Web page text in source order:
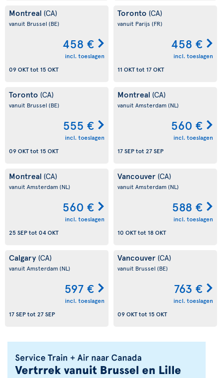
Montreal (CA)
vanuit Brussel (BE)
458 €
incl. toeslagen
09 OKTtot 15 OKT
Toronto (CA)
vanuit Parijs (FR)
458 €
incl. toeslagen
11 OKTtot 17 OKT
Toronto (CA)
vanuit Brussel (BE)
555 €
incl. toeslagen
09 OKTtot 15 OKT
Montreal (CA)
vanuit Amsterdam(NL)
560 €
incl. toeslagen
17 SEPtot 27 SEP
Montreal (CA)
vanuit Amsterdam(NL)
560 €
incl. toeslagen
25 SEPtot 04 OKT
Vancouver (CA)
vanuit Amsterdam(NL)
588 €
incl. toeslagen
10 OKTtot 18 OKT
Calgary (CA)
vanuit Amsterdam(NL)
597 €
incl. toeslagen
17 SEPtot 27 SEP
Vancouver (CA)
vanuit Brussel (BE)
763 €
incl. toeslagen
09 OKTtot 15 OKT